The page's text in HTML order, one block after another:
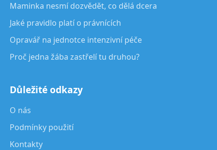
Maminka nesmí dozvědět, co dělá dcera
Jaké pravidlo platí o právnících
Opravář na jednotce intenzivní péče
Proč jedna žába zastřelí tu druhou?
Důležité odkazy
O nás
Podmínky použití
Kontakty